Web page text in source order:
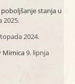
stanja u
2025.
2024.
Mimica9. lipnja